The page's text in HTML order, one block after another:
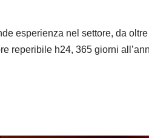
esperienza nel settore, da
reperibile h24, 365 giorni